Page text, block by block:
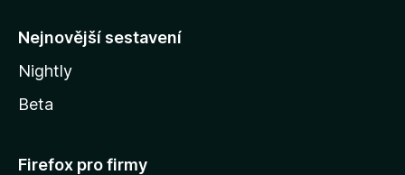
y
Nejnovější sestavení
Nightly
Beta
Firefox pro firmy